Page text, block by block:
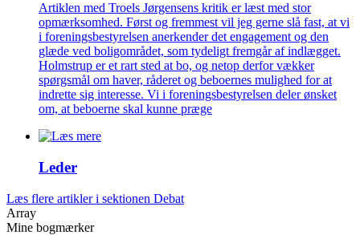
Artiklen med Troels Jørgensens kritik er læst med stor
opmærksomhed. Først og fremmest vil jeg gerne slå fast, at vi
i foreningsbestyrelsen anerkender det engagement og den
glæde ved boligområdet, som tydeligt fremgår af indlægget.
Holmstrup er et rart sted at bo, og netop derfor vækker
spørgsmål om haver, råderet og beboernes mulighed for at
indrette sig interesse. Vi i foreningsbestyrelsen deler ønsket
om, at beboerne skal kunne præge
Leder
Læs flere artikler i sektionen Debat
Array
Mine bogmærker